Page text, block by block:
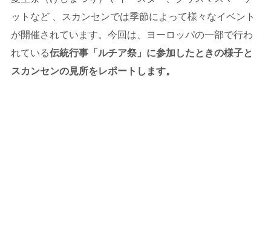
ットなど 、スカンセンでは季節によって様々なイベント
が開催されています。今回は、ヨーロッパの一部で行わ
れている伝統行事「ルチア祭」に参加したときの様子と
スカンセンの見所をレポートします。